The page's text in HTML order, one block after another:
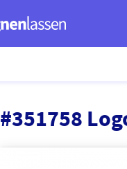
#351758